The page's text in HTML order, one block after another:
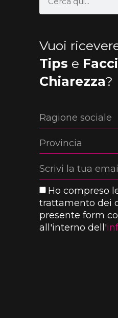
Vuoi
Tips e
Chiarezza?
Ho compreso
trattamento dei
presente form
all'interno dell'